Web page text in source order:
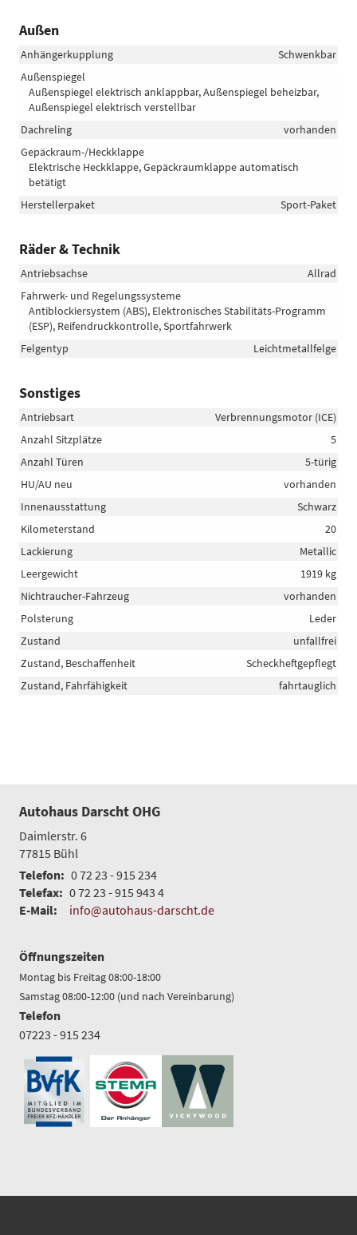
Außen
Anhängerkupplung
Schwenkbar
Außenspiegel
Außenspiegel elektrisch anklappbar, Außenspiegel beheizbar,
Außenspiegel elektrisch verstellbar
Dachreling
vorhanden
Gepäckraum-/Heckklappe
Elektrische Heckklappe, Gepäckraumklappe automatisch
betätigt
Herstellerpaket
Sport-Paket
Räder & Technik
Antriebsachse
Allrad
Fahrwerk- und Regelungssysteme
Antiblockiersystem (ABS), Elektronisches Stabilitäts-Programm
(ESP), Reifendruckkontrolle, Sportfahrwerk
Felgentyp
Leichtmetallfelge
Sonstiges
Antriebsart
Verbrennungsmotor (ICE)
Anzahl Sitzplätze
5
Anzahl Türen
5-türig
HU/AU neu
vorhanden
Innenausstattung
Schwarz
Kilometerstand
20
Lackierung
Metallic
Leergewicht
1919 kg
Nichtraucher-Fahrzeug
vorhanden
Polsterung
Leder
Zustand
unfallfrei
Zustand, Beschaffenheit
Scheckheftgepflegt
Zustand, Fahrfähigkeit
fahrtauglich
Autohaus Darscht OHG
Daimlerstr. 6
77815 Bühl
Telefon: 0 72 23 - 915 234
Telefax: 0 72 23 - 915 943 4
E-Mail:
info@autohaus-darscht.de
Öffnungszeiten
Montag bis Freitag 08:00-18:00
Samstag 08:00-12:00 (und nach Vereinbarung)
Telefon
07223 - 915 234